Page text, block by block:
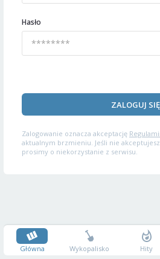
Hasło
ZALOGUJ SIĘ
Zalogowanie oznacza akceptację
aktualnym brzmieniu. Jeśli nie
prosimy o niekorzystanie z serwisu.
Główna Wykopalisko Hity